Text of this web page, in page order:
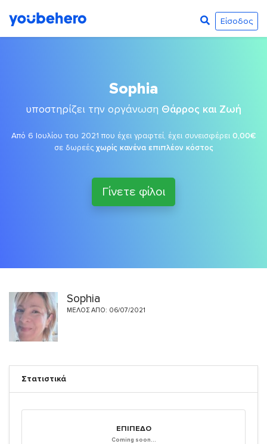
Είσοδος
Sophia
υποστηρίζει την οργάνωση Θάρρος και Ζωή
Από 6 Ιουλίου του 2021 που έχει γραφτεί, έχει συνεισφέρει 0,00€
σε δωρεές χωρίς κανένα επιπλέον κόστος
Γίνετε φίλοι
Sophia
ΜΈΛΟΣ ΑΠΌ: 06/07/2021
Στατιστικά
ΕΠΊΠΕΔΟ
Coming soon...